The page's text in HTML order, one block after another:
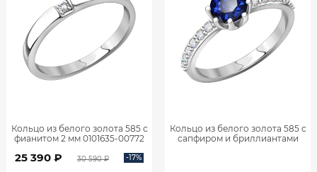
Кольцо из белого золота 585 с
фианитом 2 мм 0101635-00772
25 390 ₽ 30 590 ₽ -17%
Кольцо из белого золота 585 с
сапфиром и бриллиантами